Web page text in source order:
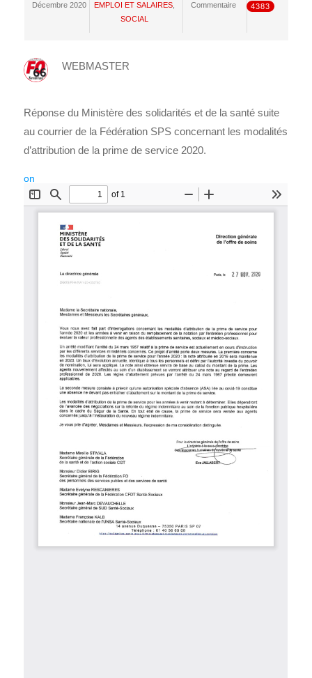
Décembre 2020
EMPLOI ET SALAIRES,
SOCIAL
Commentaire
4383
WEBMASTER
Réponse du Ministère des solidarités et de la santé suite
au courrier de la Fédération SPS concernant les modalités
d’attribution de la prime de service 2020.
on